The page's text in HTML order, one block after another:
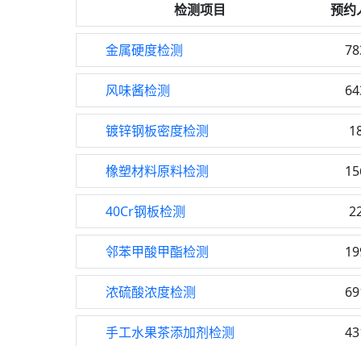
检测项目 预约
金属硬度检测
风味酱检测
镀锌钢板密度检测
橡塑材料原料检测
40Cr钢板检测
邻苯甲酸甲酯检测
浓硫酸浓度检测
手工水果茶添加剂检测